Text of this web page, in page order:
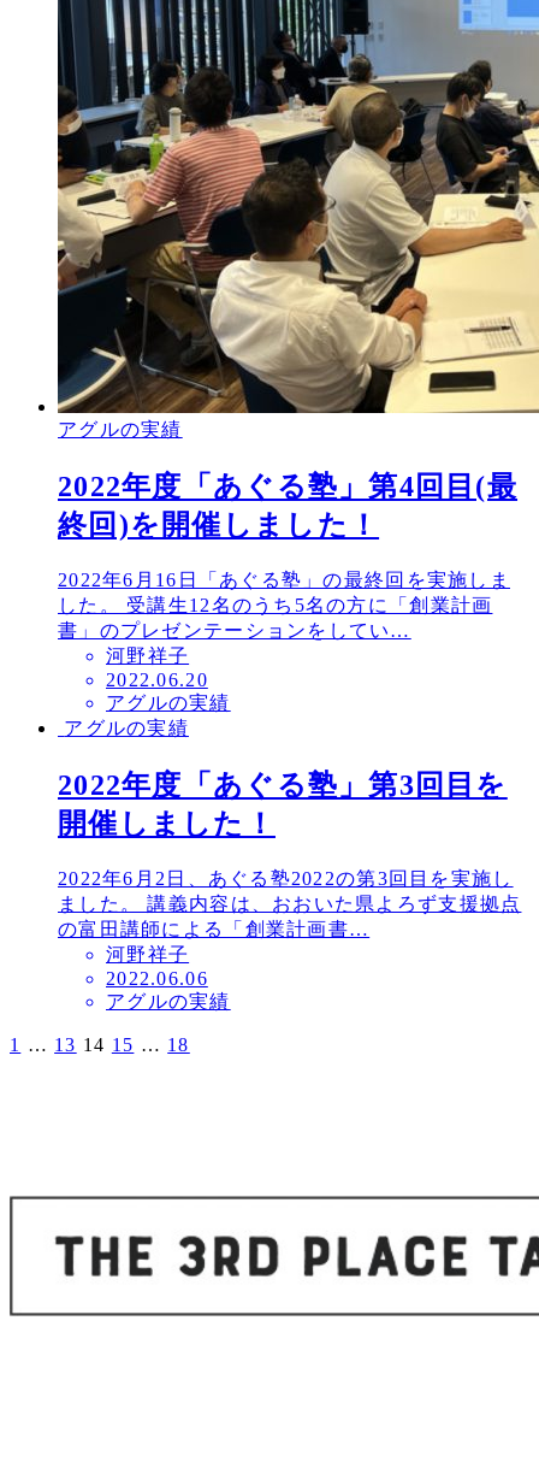
アグルの実績
2022年度「あぐる塾」第4回目(最
終回)を開催しました！
2022年6月16日「あぐる塾」の最終回を実施しま
した。 受講生12名のうち5名の方に「創業計画
書」のプレゼンテーションをしてい…
河野祥子
投
稿
日
2022.06.20
アグルの実績
アグルの実績
2022年度「あぐる塾」第3回目を
開催しました！
2022年6月2日、あぐる塾2022の第3回目を実施し
ました。 講義内容は、おおいた県よろず支援拠点
の富田講師による「創業計画書…
河野祥子
投
稿
2022.06.06
アグルの実績
投
ー
り
1 … 13 14 15 … 18